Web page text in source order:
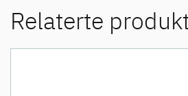
Relaterte